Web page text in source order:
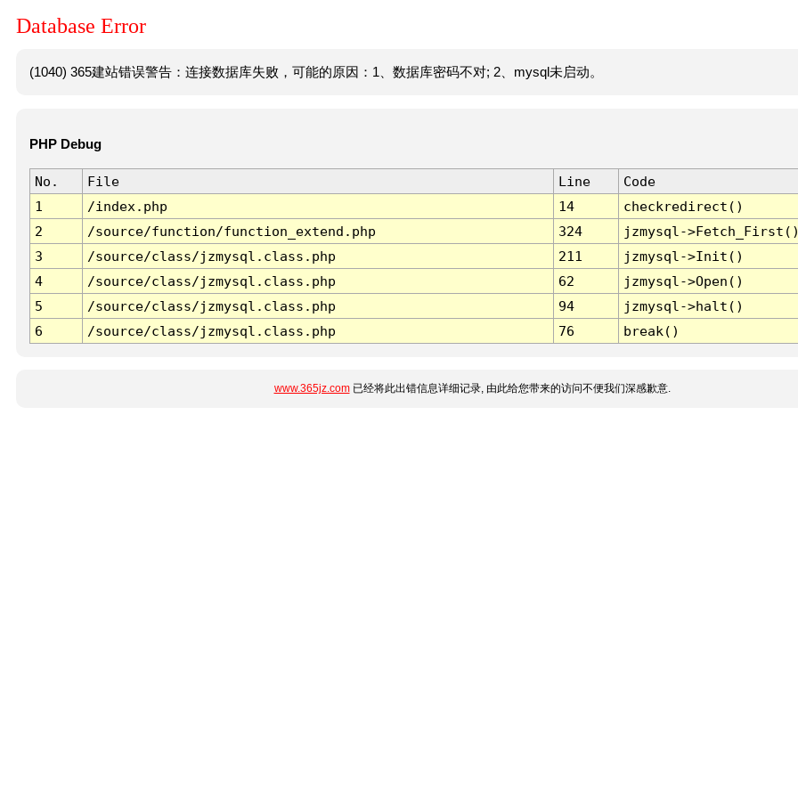
Database Error
(1040) 365建站错误警告：连接数据库失败，可能的原因：1、数据库密码不对; 2、mysql未启动。
PHP Debug
No. File Line
Code
1
/index.php 14
checkredirect()
2
/source/function/function_extend.php 324
jzmysql-
3
/source/class/jzmysql.class.php 211
jzmysql->Init()
4
/source/class/jzmysql.class.php 62
jzmysql->Open()
5
/source/class/jzmysql.class.php 94
jzmysql->halt()
6
/source/class/jzmysql.class.php 76 break()
www.365jz.com已经将此出错信息详细记录, 由此给您带来的访问不便我们深感歉意.